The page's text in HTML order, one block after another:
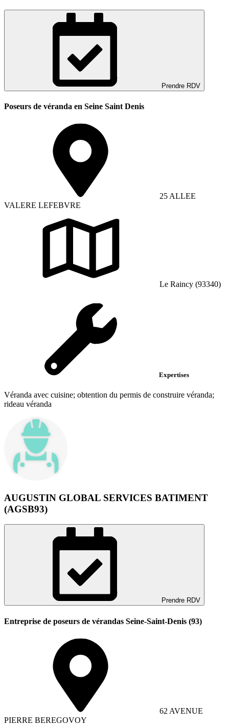
Prendre RDV
Poseurs de véranda en Seine Saint Denis
25 ALLEE
VALERE LEFEBVRE
Le Raincy (93340)
Expertises
Véranda avec cuisine; obtention du permis de construire véranda;
rideau véranda
AUGUSTIN GLOBAL SERVICES BATIMENT
(AGSB93)
Prendre RDV
Entreprise de poseurs de vérandas Seine-Saint-Denis (93)
62 AVENUE
PIERRE BEREGOVOY